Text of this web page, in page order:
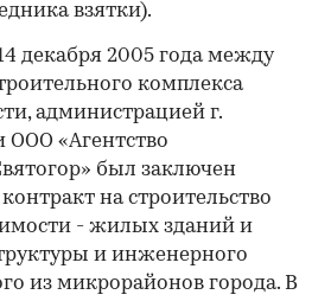
взятки).
декабря 2005 года между
комплекса
администрацией г.
ООО «Агентство
был заключен
на строительство
- жилых зданий и
и инженерного
из микрорайонов города. В